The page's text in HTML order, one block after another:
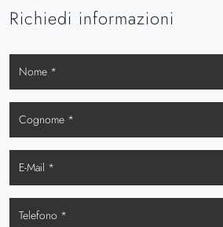
Richiedi informazioni